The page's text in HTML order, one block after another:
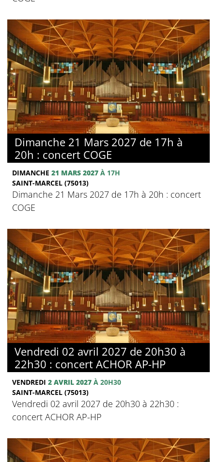
Dimanche 21 Mars 2027 de 17h à
20h : concert COGE
DIMANCHE 21 MARS 2027 À 17H
SAINT-MARCEL (75013)
Dimanche 21 Mars 2027 de 17h à 20h : concert
COGE
Vendredi 02 avril 2027 de 20h30 à
22h30 : concert ACHOR AP-HP
VENDREDI 2 AVRIL 2027 À 20H30
SAINT-MARCEL (75013)
Vendredi 02 avril 2027 de 20h30 à 22h30 :
concert ACHOR AP-HP